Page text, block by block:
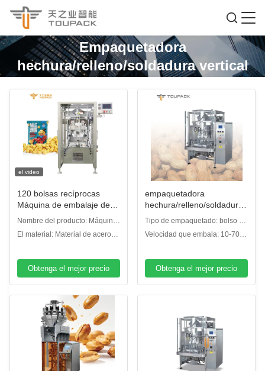
Empaquetadora
hechura/relleno/soldadura vertical
el video
120 bolsas recíprocas
Máquina de embalaje de
alta velocidad
Nombre del producto: Máquina
de embalaje de sello de
El material: Material de acero
Obtenga el mejor precio
empaquetadora
hechura/relleno/soldadura
vertical de 420m m VFFS
70bpm para el cacahuete
Tipo de empaquetado: bolso de
la almohada, bolso del
Velocidad que embala: 10-70
Obtenga el mejor precio